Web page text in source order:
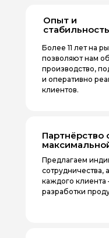
Опыт и
стабильность
Партнёрство
Более 11 лет на
позволяют нам
производство,
и оперативно
клиентов.
Предлагаем
сотрудничества,
каждого
разработки